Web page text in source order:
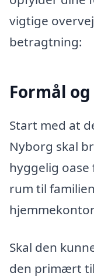
vigtige
betragtning:
Formål
Start med at
Nyborg skal
hyggelig
rum til
Skal den
den primært